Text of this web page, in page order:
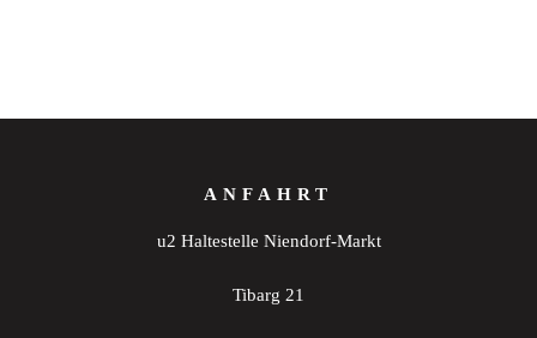
ANFAHRT
u2 Haltestelle Niendorf-Markt
Tibarg 21